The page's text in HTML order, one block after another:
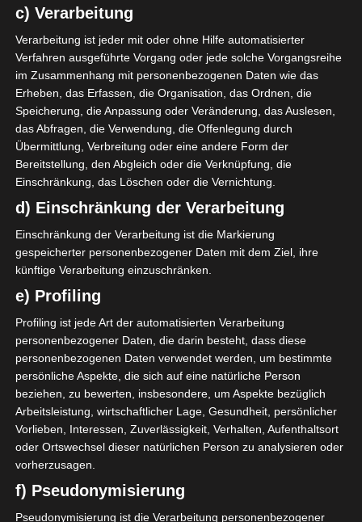
Für die Nutzung von Google Adsense (Google Ireland Limited,
Gordon House, Barrow Street, Dublin, D04 E5W5, Ireland)
benötigen wir laut DSGVO Ihre Zustimmung. Es werden seitens
Google Adsense personenbezogene Daten erhoben,
verarbeitet und gespeichert. Welche Daten genau entnehmen
Sie bitte den Datenschutzbedingungen.
Google Adsenseist deaktiviert.
✓ Erlauben
Datenschutzbedingungen
Ligue 1 Pro Tunesien 2025/2026
12 Mai 2026- 16:00
Omrane (JSO)
Marsa (ASM)
Stade Taïb Ben Ammar El Omrane, Tunis
13 Mai 2026- 16:00
Club Athlétique Bizertin
(CAB)
0 2
Espérance Sportive de
Zarzis (ESZ)
Stade du 15-Octobre Bizerté (Stadion des 15. Oktober)
13 Mai 2026
16:00
(ASG)
Stade Olympique de Gabès
c) Verarbeitung
Verarbeitung ist jeder mit oder ohne Hilfe automatisierter
Verfahren ausgeführte Vorgang oder jede solche Vorgangsreihe
im Zusammenhang mit personenbezogenen Daten wie das
Erheben, das Erfassen, die Organisation, das Ordnen, die
Speicherung, die Anpassung oder Veränderung, das Auslesen,
das Abfragen, die Verwendung, die Offenlegung durch
Übermittlung, Verbreitung oder eine andere Form der
Bereitstellung, den Abgleich oder die Verknüpfung, die
Einschränkung, das Löschen oder die Vernichtung.
d) Einschränkung der Verarbeitung
Einschränkung der Verarbeitung ist die Markierung
gespeicherter personenbezogener Daten mit dem Ziel, ihre
künftige Verarbeitung einzuschränken.
e) Profiling
Profiling ist jede Art der automatisierten Verarbeitung
personenbezogener Daten, die darin besteht, dass diese
personenbezogenen Daten verwendet werden, um bestimmte
persönliche Aspekte, die sich auf eine natürliche Person
beziehen, zu bewerten, insbesondere, um Aspekte bezüglich
Arbeitsleistung, wirtschaftlicher Lage, Gesundheit, persönlicher
Vorlieben, Interessen, Zuverlässigkeit, Verhalten, Aufenthaltsort
oder Ortswechsel dieser natürlichen Person zu analysieren oder
vorherzusagen.
f) Pseudonymisierung
Pseudonymisierung ist die Verarbeitung personenbezogener